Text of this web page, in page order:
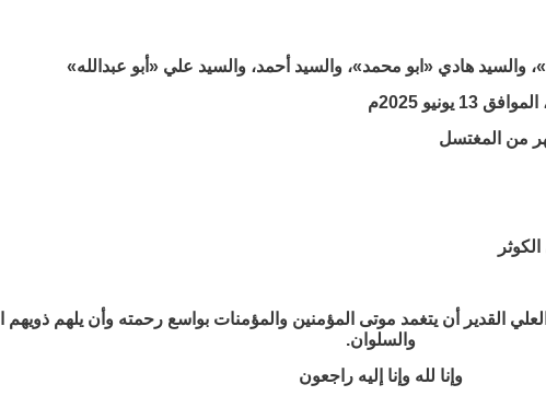
والسيد هادي «ابو محمد»، والسيد أحمد، والسيد علي «أبو عبدالله»
القدير أن يتغمد موتى المؤمنين والمؤمنات بواسع رحمته وأن يلهم ذويهم
والسلوان.
وإنا لله وإنا إليه راجعون